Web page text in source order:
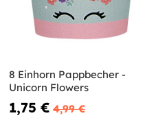
8 Einhorn Pappbecher -
Unicorn Flowers
1,75 € 4,99 €